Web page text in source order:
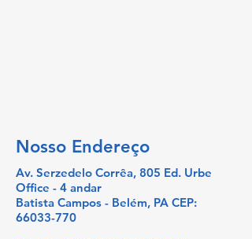
Nosso Endereço
Av. Serzedelo Corrêa, 805 Ed. Urbe
Office - 4 andar
Batista Campos - Belém, PA CEP:
66033-770